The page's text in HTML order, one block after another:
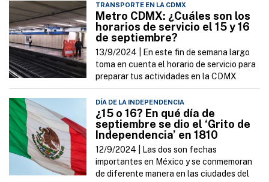
TRANSPORTE EN LA CDMX
Metro CDMX: ¿Cuáles son los
horarios de servicio el 15 y 16
de septiembre?
13/9/2024 |
En este fin de semana largo
toma en cuenta el horario de servicio para
preparar tus actividades en la CDMX
DÍA DE LA INDEPENDENCIA
¿15 o 16? En qué día de
septiembre se dio el ‘Grito de
Independencia’ en 1810
12/9/2024 |
Las dos son fechas
importantes en México y se conmemoran
de diferente manera en las ciudades del